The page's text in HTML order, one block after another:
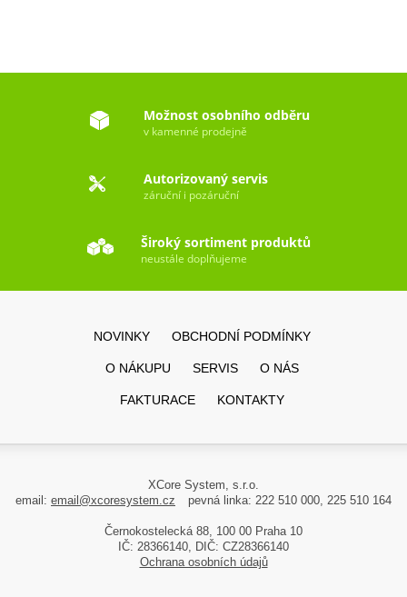
Možnost osobního odběru
v kamenné prodejně
Autorizovaný servis
záruční i pozáruční
Široký sortiment produktů
neustále doplňujeme
NOVINKY OBCHODNÍ PODMÍNKY
O NÁKUPU SERVIS O NÁS
FAKTURACE KONTAKTY
XCore System, s.r.o.
email: email@xcoresystem.cz pevná linka: 222 510 000, 225 510 164
Černokostelecká 88, 100 00 Praha 10
IČ: 28366140, DIČ: CZ28366140
Ochrana osobních údajů